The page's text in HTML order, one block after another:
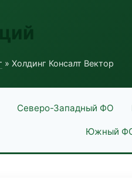
» Холдинг Консалт Вектор
Северо-Западный ФО
Южный